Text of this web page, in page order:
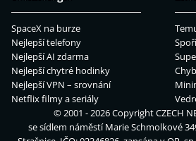
SpaceX na burze
Nejlepší telefony
Nejlepší AI zdarma
Nejlepší chytré hodinky
Nejlepší VPN – srovnání
Netflix filmy a seriály
© 2001 - 2026 CopyrightCZECH
se sídlem náměstí Marie Schmolkové